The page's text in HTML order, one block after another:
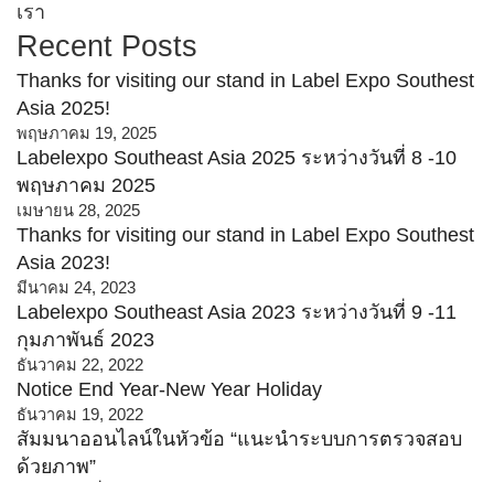
เรา
Recent Posts
Thanks for visiting our stand in Label Expo Southest
Asia 2025!
พฤษภาคม 19, 2025
Labelexpo Southeast Asia 2025 ระหว่างวันที่ 8 -10
พฤษภาคม 2025
เมษายน 28, 2025
Thanks for visiting our stand in Label Expo Southest
Asia 2023!
มีนาคม 24, 2023
Labelexpo Southeast Asia 2023 ระหว่างวันที่ 9 -11
กุมภาพันธ์ 2023
ธันวาคม 22, 2022
Notice End Year-New Year Holiday
ธันวาคม 19, 2022
สัมมนาออนไลน์ในหัวข้อ “แนะนำระบบการตรวจสอบ
ด้วยภาพ”